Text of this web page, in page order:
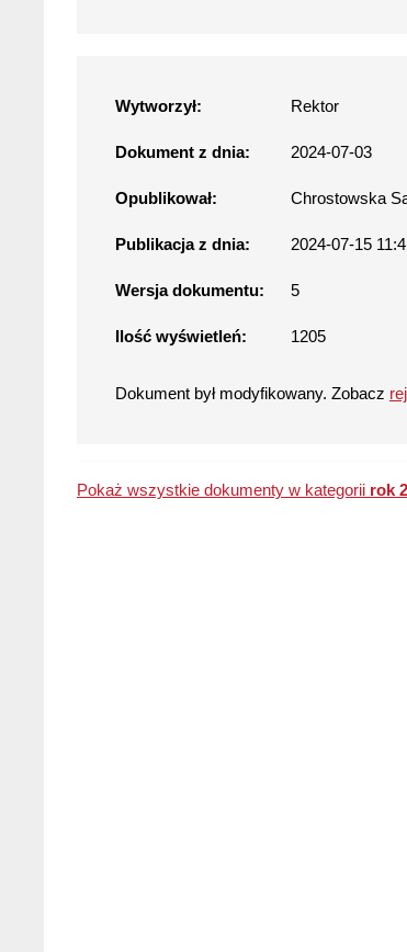
Wytworzył: Rektor
Dokument z dnia: 2024-07-03
Opublikował: Chrostowska
Publikacja z dnia: 2024-07-15
Wersja dokumentu: 5
Ilość wyświetleń: 1205
Dokument był modyfikowany. Zobacz
Pokaż wszystkie dokumenty w kategorii rok